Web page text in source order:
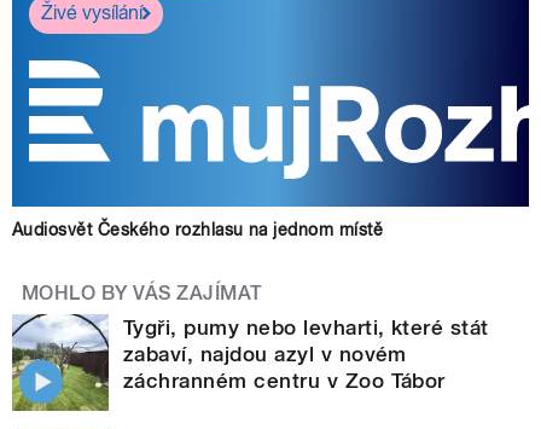
Živé vysílání
Audiosvět Českého rozhlasu na jednom místě
MOHLO BY VÁS ZAJÍMAT
Tygři, pumy nebo levharti, které stát
zabaví, najdou azyl v novém
záchranném centru v Zoo Tábor